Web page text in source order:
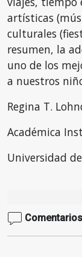
artísticas
culturales
resumen, la
uno de los
a nuestros
Regina T.
Académica
Universidad
Comentarios